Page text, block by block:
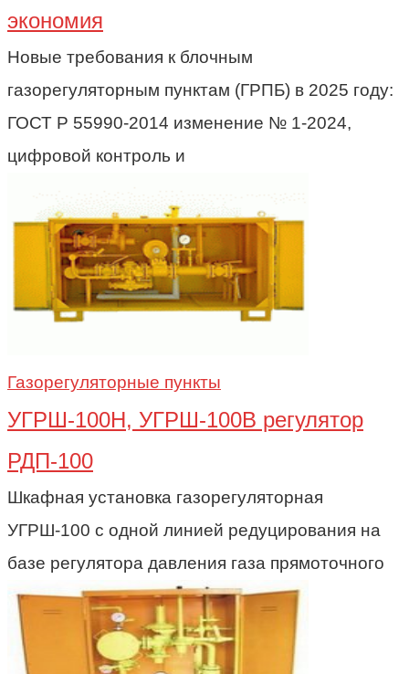
экономия
Новые требования к блочным
газорегуляторным пунктам (ГРПБ) в 2025 году:
ГОСТ Р 55990-2014 изменение № 1-2024,
цифровой контроль и
Газорегуляторные пункты
УГРШ-100Н, УГРШ-100В регулятор
РДП-100
Шкафная установка газорегуляторная
УГРШ-100 с одной линией редуцирования на
базе регулятора давления газа прямоточного